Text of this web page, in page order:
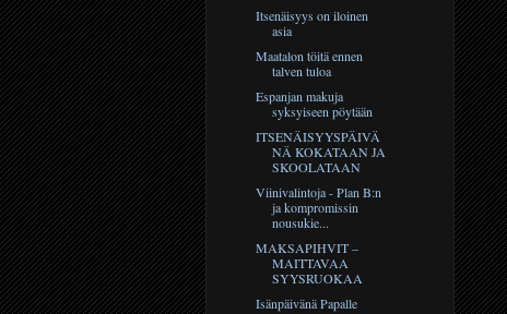
Itsenäisyys on iloinen
asia
Maatalon töitä ennen
talven tuloa
Espanjan makuja
syksyiseen pöytään
ITSENÄISYYSPÄIVÄ
NÄ KOKATAAN JA
SKOOLATAAN
Viinivalintoja - Plan B:n
ja kompromissin
nousukie...
MAKSAPIHVIT –
MAITTAVAA
SYYSRUOKAA
Isänpäivänä Papalle